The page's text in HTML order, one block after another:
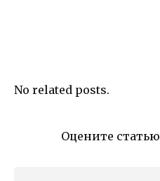
No related posts.
Оцените статью